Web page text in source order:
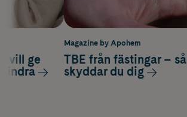
vill ge
lindra
Magazine by Apohem
TBE från fästingar – så
skyddar du dig